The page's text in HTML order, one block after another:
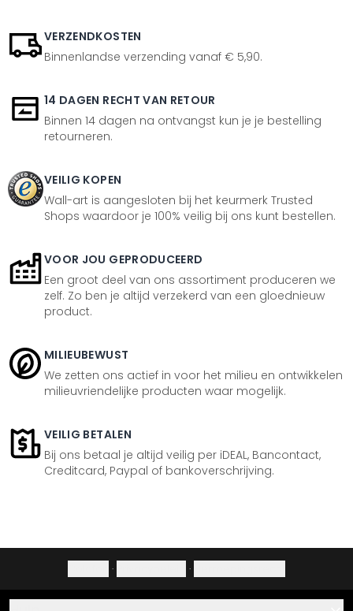
VERZENDKOSTEN
Binnenlandse verzending vanaf € 5,90.
14 DAGEN RECHT VAN RETOUR
Binnen 14 dagen na ontvangst kun je je bestelling
retourneren.
VEILIG KOPEN
Wall-art is aangesloten bij het keurmerk Trusted
Shops waardoor je 100% veilig bij ons kunt bestellen.
VOOR JOU GEPRODUCEERD
Een groot deel van ons assortiment produceren we
zelf. Zo ben je altijd verzekerd van een gloednieuw
product.
MILIEUBEWUST
We zetten ons actief in voor het milieu en ontwikkelen
milieuvriendelijke producten waar mogelijk.
VEILIG BETALEN
Bij ons betaal je altijd veilig per iDEAL, Bancontact,
Creditcard, Paypal of bankoverschrijving.
· ·